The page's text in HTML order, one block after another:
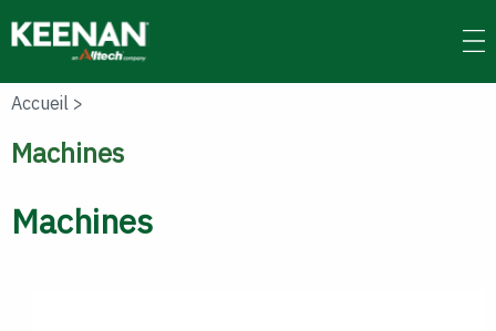
to
main
Accueil >
Machines
Machines